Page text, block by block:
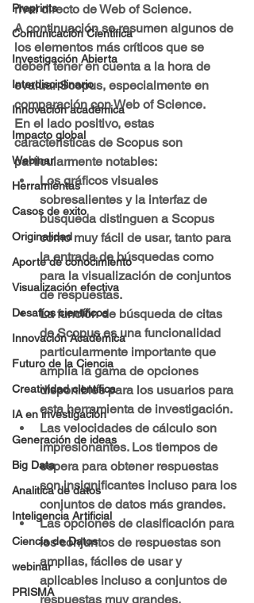
Preprints
Comunicación Científica
Investigación Abierta
Interdisciplinario
Innovación académica
Impacto global
Webinar
Herramientas
Casos de exito
Originalidad
Aporte de conocimiento
Visualización efectiva
Desafíos científicos
Innovación Académica
Futuro de la Ciencia
Creatividad científica
IA en investigación
Generación de ideas
Big Data
Analitica de datos
Inteligencia Artificial
Ciencia de Datos
webinar
PRISMA
rival directo de Web of Science.
A continuación se resumen algunos de
los elementos más críticos que se
deben tener en cuenta a la hora de
evaluar Scopus, especialmente en
comparación con Web of Science.
En el lado positivo, estas
características de Scopus son
particularmente notables:
Los gráficos visuales
sobresalientes y la interfaz de
búsqueda distinguen a Scopus
como muy fácil de usar, tanto para
la entrada de búsquedas como
para la visualización de conjuntos
de respuestas.
La función de búsqueda de citas
de Scopus es una funcionalidad
particularmente importante que
amplía la gama de opciones
disponibles para los usuarios para
esta herramienta de investigación.
Las velocidades de cálculo son
impresionantes. Los tiempos de
espera para obtener respuestas
son insignificantes incluso para los
conjuntos de datos más grandes.
Las opciones de clasificación para
los conjuntos de respuestas son
amplias, fáciles de usar y
aplicables incluso a conjuntos de
respuestas muy grandes.